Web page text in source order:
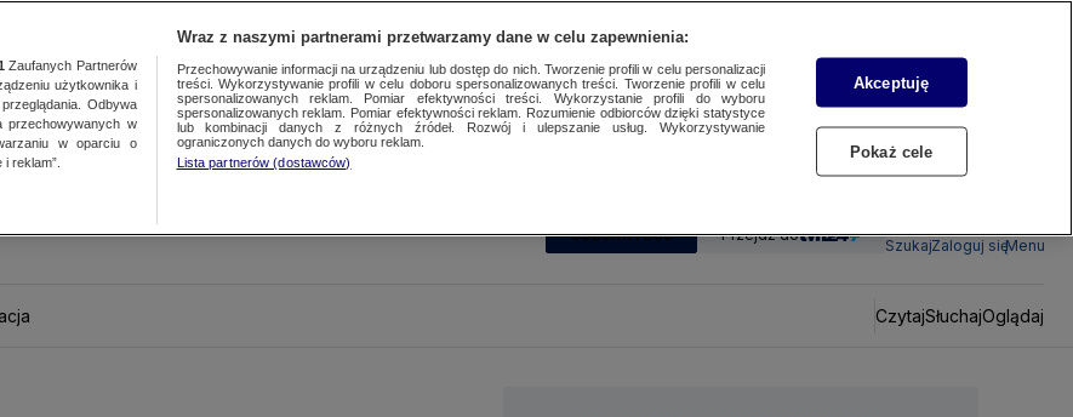
SUBSKRYBUJ Przejdź do
SzukajZaloguj sięMenu
CzytajSłuchajOglądaj
Zaufanych Partnerów
użytkownika i
Odbywa
przechowywanych w
w oparciu o
reklam”.
Wraz z naszymi partnerami przetwarzamy dane w celu zapewnienia:
Przechowywanie informacji na urządzeniu lub dostęp do nich. Tworzenie profili w celu personalizacji
treści. Wykorzystywanie profili w celu doboru spersonalizowanych treści. Tworzenie profili w celu
spersonalizowanych reklam. Pomiar efektywności treści. Wykorzystanie profili do wyboru
spersonalizowanych reklam. Pomiar efektywności reklam. Rozumienie odbiorców dzięki statystyce
lub kombinacji danych z różnych źródeł. Rozwój i ulepszanie usług. Wykorzystywanie
ograniczonych danych do wyboru reklam.
Lista partnerów (dostawców)
Akceptuję
Pokaż cele